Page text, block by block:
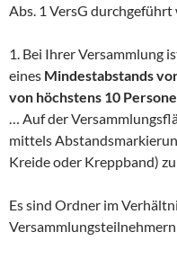
Abs. 1 VersG durchgeführt
1. Bei Ihrer Versammlung
eines Mindestabstands
von höchstens 10
… Auf der
mittels
Kreide oder Kreppband)
Es sind Ordner im